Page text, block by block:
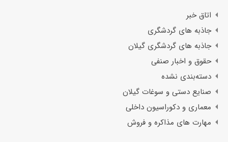
اتاق خبر
جاذبه های گردشگری
جاذبه های گردشگری گیلان
حقوق و اخبار صنفی
دسته‌بندی نشده
صنایع دستی و سوغات گیلان
معماری و دکوراسیون داخلی
مهارت های مذاکره و فروش